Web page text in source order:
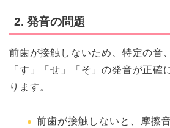
2. 発音の問題
前歯が接触しないため、特定の音
「す」「せ」「そ」の発音が正確
ります。
前歯が接触しないと、摩擦